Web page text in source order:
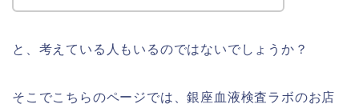
と、考えている人もいるのではないでしょうか？
そこでこちらのページでは、銀座血液検査ラボのお店